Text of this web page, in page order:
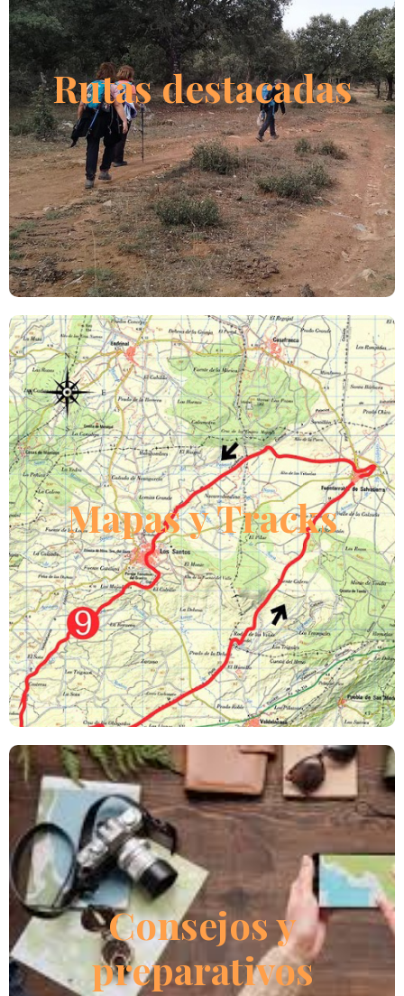
Rutas destacadas
Rutas que te pueden interesar en el entorno de
Fuenterroble de Salvatierra
LEER MÁS
Mapas y Tracks
Aquí encontrarás todo lo necesario para no perderte
en tu ruta seleccionada
LEER MÁS
Consejos y
preparativos
Una serie de consejos utiles para preparar tu ruta sin
imprevistos
LEER MÁS